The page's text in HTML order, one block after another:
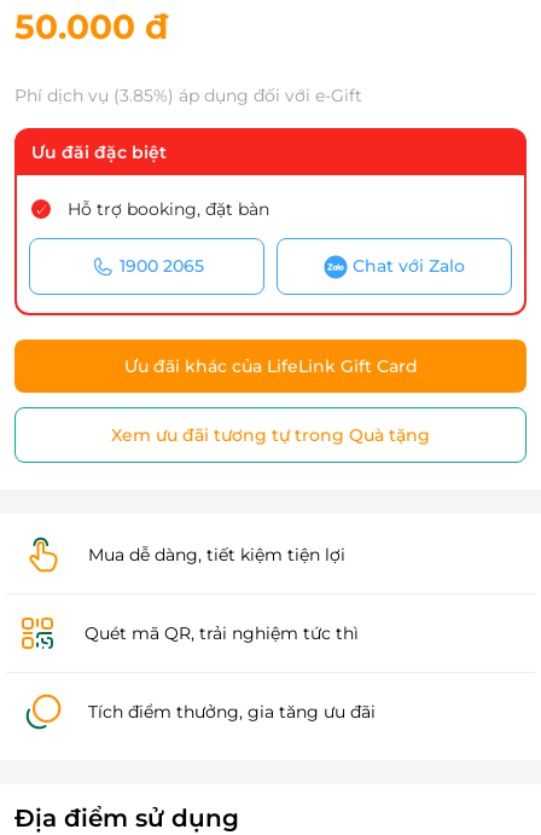
50.000 đ
Phí dịch vụ (3.85%) áp dụng đối với e-Gift
Ưu đãi đặc biệt
Hỗ trợ booking, đặt bàn
1900 2065 Chat với Zalo
Ưu đãi khác của LifeLink Gift Card
Xem ưu đãi tương tự trong Quà tặng
Mua dễ dàng, tiết kiệm tiện lợi
Quét mã QR, trải nghiệm tức thì
Tích điểm thưởng, gia tăng ưu đãi
Địa điểm sử dụng